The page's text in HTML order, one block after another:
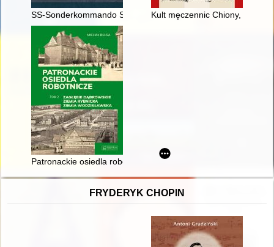
SS-Sonderkommando Sobibor : niemiecki obóz zagłady w
Kult męczennic Chiony, Ireny i
Patronackie osiedla robotnicze. T. 2,
FRYDERYK CHOPIN